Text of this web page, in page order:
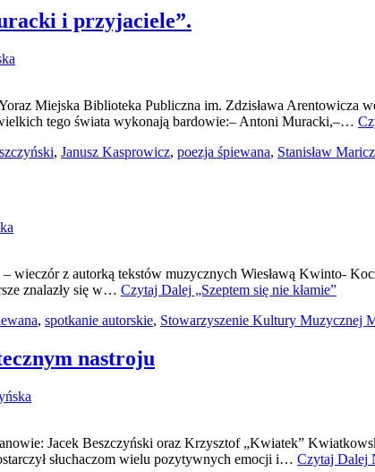
i przyjaciele”.
Miejska Biblioteka Publiczna im. Zdzisława Arentowicza
tego świata wykonają bardowie:– Antoni Muracki,–…
, Janusz Kasprowicz, poezja śpiewana, Stanisław
z autorką tekstów muzycznych Wiesławą Kwinto-
znalazły się w… Czytaj Dalej „Szeptem się nie kłamie”
, spotkanie autorskie, Stowarzyszenie Kultury Muzycznej
nastroju
Jacek Beszczyński oraz Krzysztof „Kwiatek”
słuchaczom wielu pozytywnych emocji i… Czytaj Dalej